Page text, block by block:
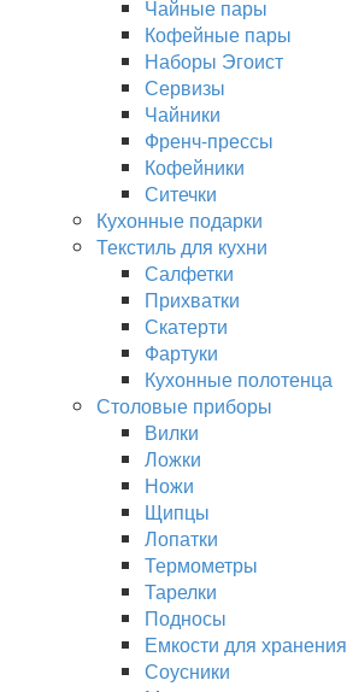
Чайные пары
Кофейные пары
Наборы Эгоист
Сервизы
Чайники
Френч-прессы
Кофейники
Ситечки
Кухонные подарки
Текстиль для кухни
Салфетки
Прихватки
Скатерти
Фартуки
Кухонные полотенца
Столовые приборы
Вилки
Ложки
Ножи
Щипцы
Лопатки
Термометры
Тарелки
Подносы
Емкости для хранения
Соусники